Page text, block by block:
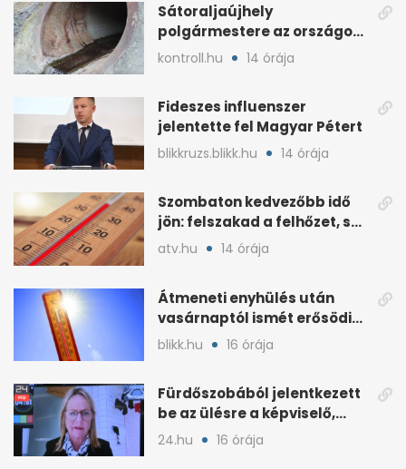
Sátoraljaújhely
polgármestere az országos
hír miatt támadt
kontroll.hu 14 órája
Fideszes influenszer
jelentette fel Magyar Pétert
blikkruzs.blikk.hu 14 órája
Szombaton kedvezőbb idő
jön: felszakad a felhőzet, sok
napsütéssel
atv.hu 14 órája
Átmeneti enyhülés után
vasárnaptól ismét erősödik
a hőség
blikk.hu 16 órája
Fürdőszobából jelentkezett
be az ülésre a képviselő,
árny tűnt fel mögötte
24.hu 16 órája